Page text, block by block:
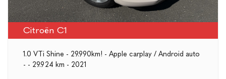
Citroën C1
1.0 VTi Shine - 29.990km! - Apple carplay / Android auto
- - 29.924 km - 2021